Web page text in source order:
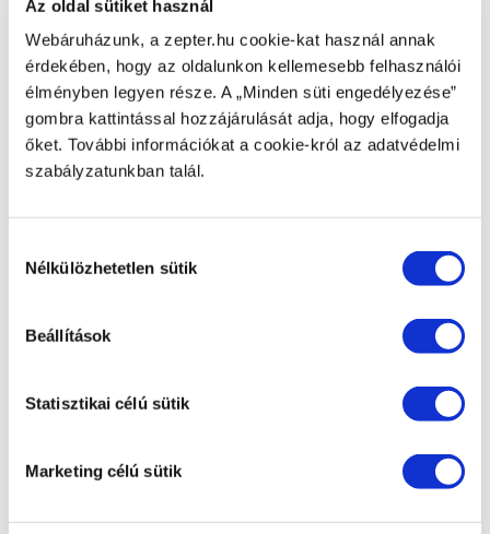
Az oldal sütiket használ
Webáruházunk, a zepter.hu cookie-kat használ annak
érdekében, hogy az oldalunkon kellemesebb felhasználói
élményben legyen része. A „Minden süti engedélyezése”
gombra kattintással hozzájárulását adja, hogy elfogadja
őket. További információkat a cookie-król az adatvédelmi
szabályzatunkban talál.
kiválasztása
Nélkülözhetetlen sütik
Beállítások
Statisztikai célú sütik
Marketing célú sütik
Technikai adatok
CIKKSZÁM
Z-FP2838-LS/S
foglalja a teljes körű javítást vagy cserét az összes
esetén. Azon elemek cseréjére, amelyek a Zepter
304 vagy 316L nemesacéltól eltérő anyagokból
analóg Zepter Termokontrollra szintén 24 hónapos
jótállás vonatkozik. Ne használja a Zepter
Termokontrollt sütőben, mosogatógépben, vagy forró